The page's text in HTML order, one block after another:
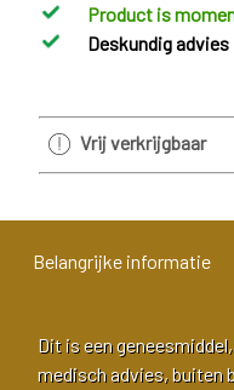
Product is
Deskundig advies
Vrij verkrijgbaar
Belangrijke informatie
Dit is een
medisch advies, buiten